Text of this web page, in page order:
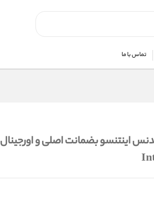
تماس با ما